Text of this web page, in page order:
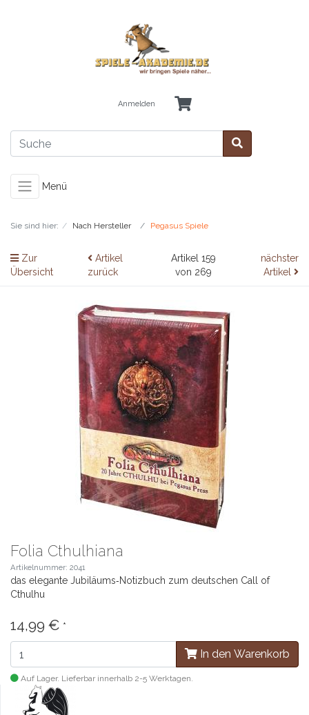
Anmelden
Menü
Sie sind hier: Nach Hersteller Pegasus Spiele
Zur
Übersicht
Artikel
zurück
Artikel 159
von 269
nächster
Artikel
Folia Cthulhiana
Artikelnummer: 2041
das elegante Jubiläums‑Notizbuch zum deutschen Call of
Cthulhu
14,99 € *
In den Warenkorb
Auf Lager. Lieferbar innerhalb 2-5 Werktagen.